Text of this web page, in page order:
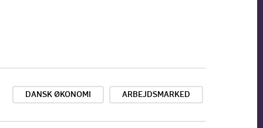
DANSK ØKONOMI ARBEJDSMARKED